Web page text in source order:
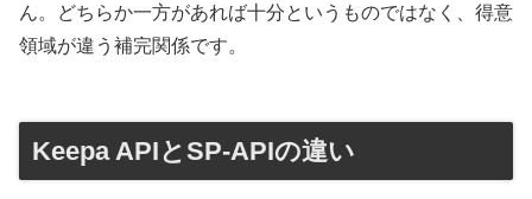
ん。どちらか一方があれば十分というものではなく、得意
領域が違う補完関係です。
Keepa APIとSP-APIの違い